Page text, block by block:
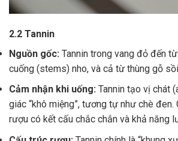
2.2 Tannin
Nguồn gốc: Tannin trong vang đỏ đến
cuống (stems) nho, và cả từ thùng gỗ
Cảm nhận khi uống: Tannin tạo vị chát
giác “khô miệng”, tương tự như chè đen.
rượu có kết cấu chắc chắn và khả năng